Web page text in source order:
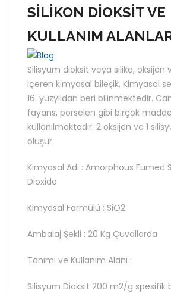
SİLİKON DİOKSİT VE
KULLANIM
Silisyum dioksit veya silika, oksijen
içeren kimyasal bileşik. Kimyasal
16. yüzyıldan beri bilinmektedir.
fayans, porselen gibi birçok
kullanılmaktadır. 2 oksijen ve 1
oluşur.
Kimyasal Adı : Amorphous Fumed
Dioxide
Kimyasal Formülü : SiO2
Ambalaj Şekli : 20 Kg Çuvallarda
Tanımı ve Kullanım Alanı :
Silisyum Dioksit 200 m2/g spesifik